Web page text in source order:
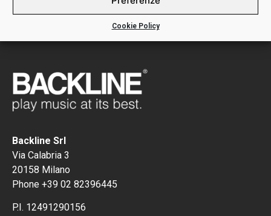
Cookie Policy
Backline Srl
Via Calabria 3
20158 Milano
Phone +39 02 82396445
P.I. 12491290156